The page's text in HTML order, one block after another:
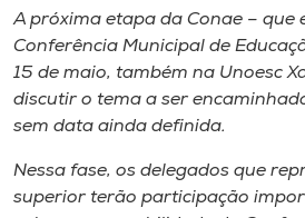
A próxima etapa da Conae – que
Conferência Municipal de
15 de maio, também na Unoesc
discutir o tema a ser
sem data ainda definida.
Nessa fase, os delegados que
superior terão participação